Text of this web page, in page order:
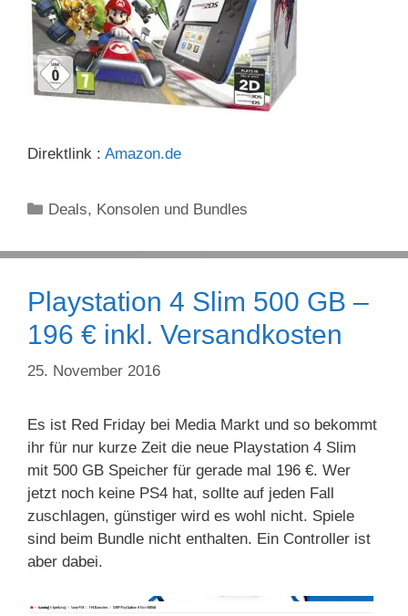
Direktlink : Amazon.de
Kategorien
Deals, Konsolen und Bundles
Playstation 4 Slim 500 GB –
196 € inkl. Versandkosten
25. November 2016
Es ist Red Friday bei Media Markt und so bekommt
ihr für nur kurze Zeit die neue Playstation 4 Slim
mit 500 GB Speicher für gerade mal 196 €. Wer
jetzt noch keine PS4 hat, sollte auf jeden Fall
zuschlagen, günstiger wird es wohl nicht. Spiele
sind beim Bundle nicht enthalten. Ein Controller ist
aber dabei.